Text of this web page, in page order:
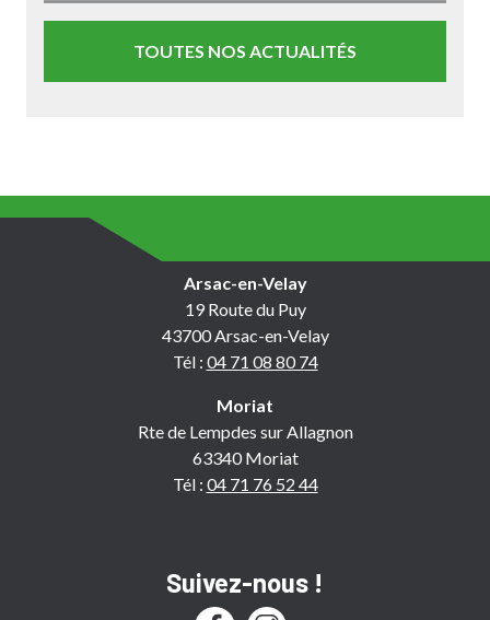
TOUTES NOS ACTUALITÉS
Arsac-en-Velay
19 Route du Puy
43700 Arsac-en-Velay
Tél : 04 71 08 80 74
Moriat
Rte de Lempdes sur Allagnon
63340 Moriat
Tél : 04 71 76 52 44
Suivez-nous !